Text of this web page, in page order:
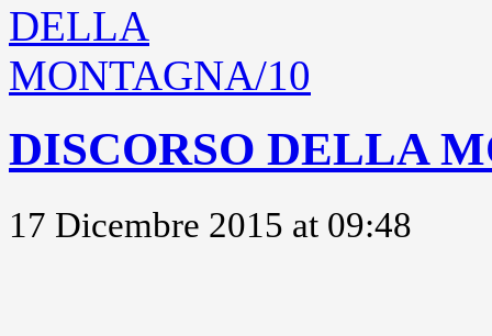
DISCORSO DELLA
17 Dicembre 2015 at 09:48